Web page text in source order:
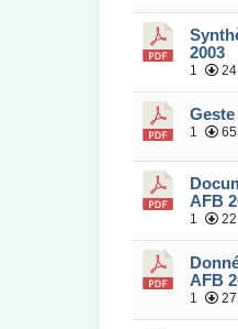
2003
1 24
1 65
AFB
1 22
AFB
1 27